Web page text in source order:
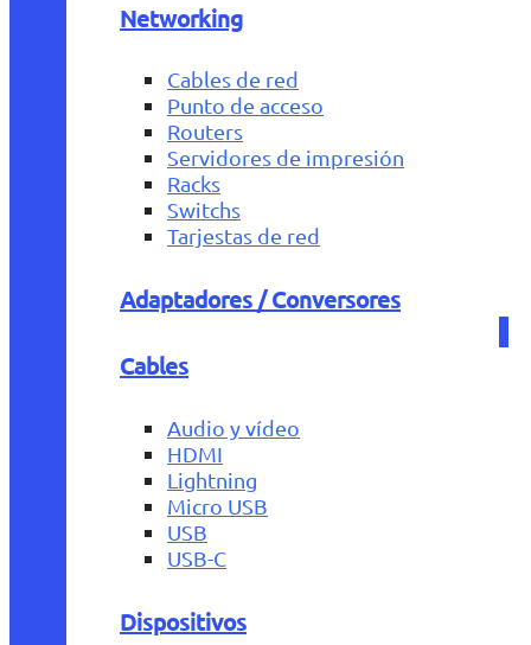
Networking
Cables de red
Punto de acceso
Routers
Servidores de impresión
Racks
Switchs
Tarjestas de red
Adaptadores / Conversores
Cables
Audio y vídeo
HDMI
Lightning
Micro USB
USB
USB-C
Dispositivos